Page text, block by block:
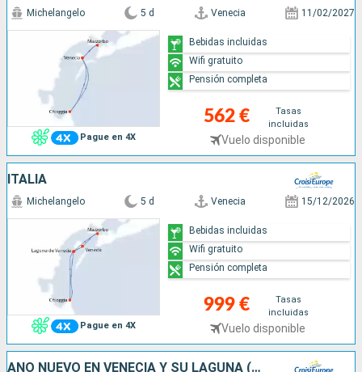
Pague en 4X
Michelangelo 5 d Venecia 11/02/2027
562 €
Tasas
incluidas
Vuelo disponible
Bebidas incluidas
Wifi gratuito
Pensión completa
ITALIA
Pague en 4X
Michelangelo 5 d Venecia 15/12/2026
999 €
Tasas
incluidas
Vuelo disponible
Bebidas incluidas
Wifi gratuito
Pensión completa
AÑO NUEVO EN VENECIA Y SU LAGUNA (FORMULA PUERTO/PUERTO)